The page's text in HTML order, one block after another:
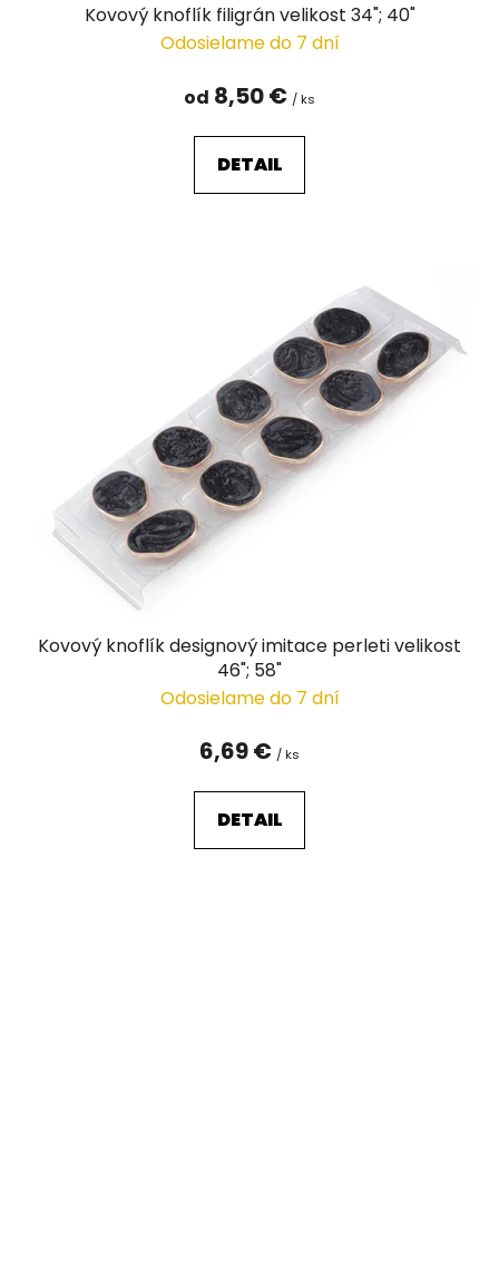
Kovový knoflík filigrán velikost 34"; 40"
Odosielame do 7 dní
od 8,50 € / ks
DETAIL
Kovový knoflík designový imitace perleti velikost
46"; 58"
Odosielame do 7 dní
6,69 € / ks
DETAIL